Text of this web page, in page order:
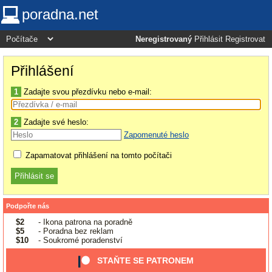
poradna.net
Neregistrovaný Přihlásit Registrovat
Přihlášení
1 Zadajte svou přezdívku nebo e-mail:
2 Zadajte své heslo:
Zapomenuté heslo
Zapamatovat přihlášení na tomto počítači
Podpořte nás
$2
- Ikona patrona na poradně
$5
- Poradna bez reklam
$10
- Soukromé poradenství
STAŇTE SE PATRONEM